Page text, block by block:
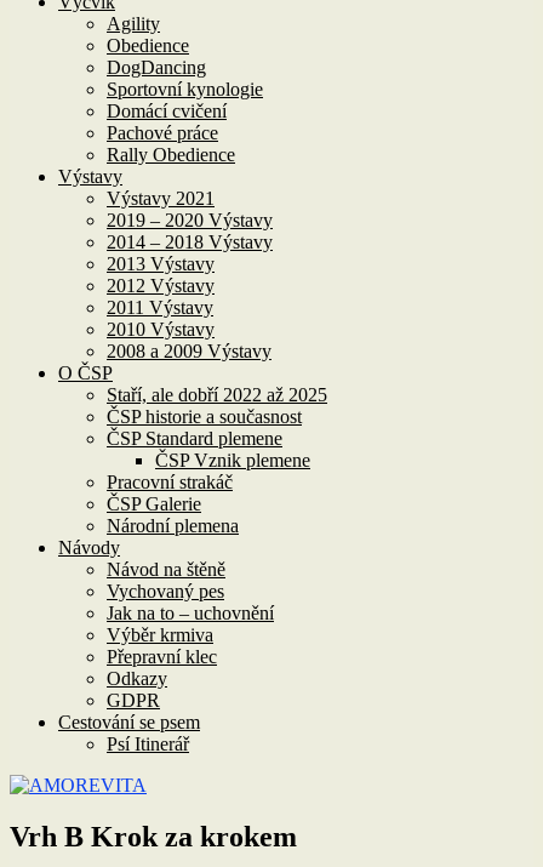
Agility
Obedience
DogDancing
Sportovní kynologie
Domácí cvičení
Pachové práce
Rally Obedience
Výstavy
Výstavy 2021
2019 – 2020 Výstavy
2014 – 2018 Výstavy
2013 Výstavy
2012 Výstavy
2011 Výstavy
2010 Výstavy
2008 a 2009 Výstavy
O ČSP
Staří, ale dobří 2022 až 2025
ČSP historie a současnost
ČSP Standard plemene
ČSP Vznik plemene
Pracovní strakáč
ČSP Galerie
Národní plemena
Návody
Návod na štěně
Vychovaný pes
Jak na to – uchovnění
Výběr krmiva
Přepravní klec
Odkazy
GDPR
Cestování se psem
Psí Itinerář
Vrh B Krok za krokem